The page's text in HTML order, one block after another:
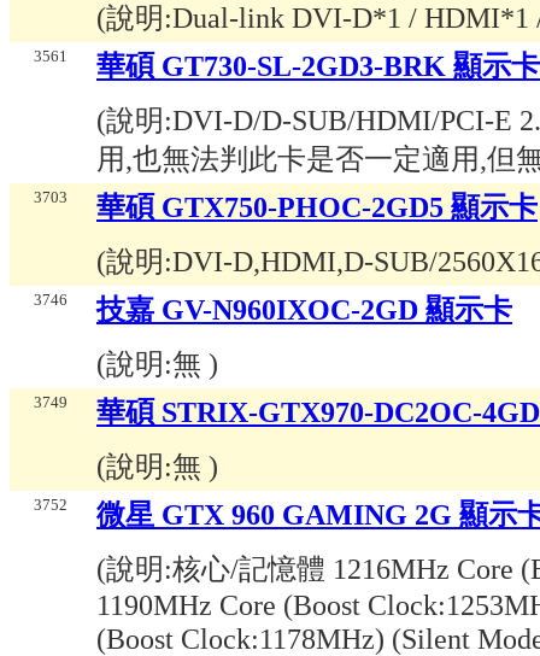
(說明:Dual-link DVI-D*1 / HDMI*1
3561
華碩 GT730-SL-2GD3-BRK 顯示卡
(說明:DVI-D/D-SUB/HDMI/PCI-E
用,也無法判此卡是否一定適用,但
3703
華碩 GTX750-PHOC-2GD5 顯示卡
(說明:DVI-D,HDMI,D-SUB/
3746
技嘉 GV-N960IXOC-2GD 顯示卡
(說明:無 )
3749
華碩 STRIX-GTX970-DC2OC-
(說明:無 )
3752
微星 GTX 960 GAMING 2G 顯示
(說明:核心/記憶體 1216MHz Core
1190MHz Core (Boost
(Boost Clock:1178MHz) (Silent